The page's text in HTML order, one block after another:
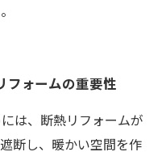
フォームの重要性
は、断熱リフォームが
断し、暖かい空間を作